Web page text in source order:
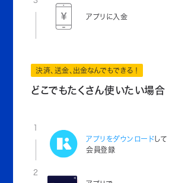
アプリに入金
決済、送金、出金なんでもできる！
どこでもたくさん使いたい場合
1
アプリをダウンロードして
会員登録
2